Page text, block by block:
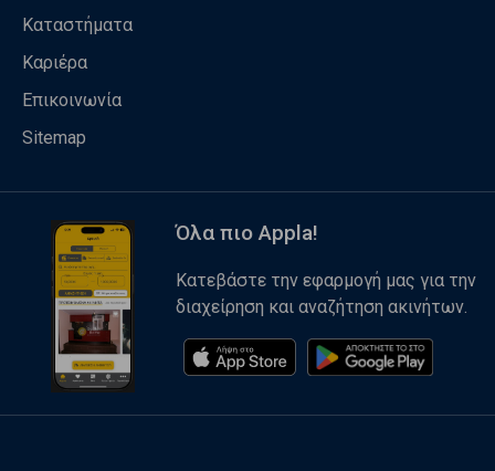
Καταστήματα
Καριέρα
Επικοινωνία
Sitemap
Όλα πιο Appla!
Κατεβάστε την εφαρμογή μας για την
διαχείρηση και αναζήτηση ακινήτων.